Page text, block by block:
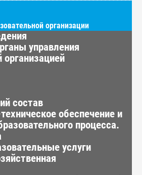
организации
управления
организацией
состав
обеспечение и
процесса.
услуги